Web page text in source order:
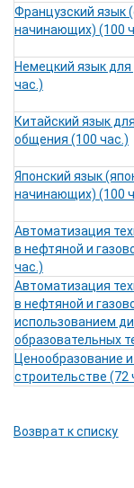
Французский язык
начинающих) (100
Немецкий язык
час.)
Китайский язык
общения (100 час.)
Японский язык
начинающих) (100
Автоматизация
в нефтяной и
час.)
Автоматизация
в нефтяной и
использованием
образовательных
Ценообразование
строительстве (72
Возврат к списку